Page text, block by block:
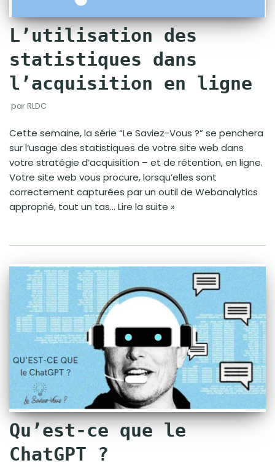
L’utilisation des
statistiques dans
l’acquisition en ligne
parRLDC
Cette semaine, la série “Le Saviez-Vous ?” se penchera
sur l’usage des statistiques de votre site web dans
votre stratégie d’acquisition – et de rétention, en ligne.
Votre site web vous procure, lorsqu’elles sont
correctement capturées par un outil de Webanalytics
approprié, tout un tas… Lire la suite »
Qu’est-ce que le
ChatGPT ?